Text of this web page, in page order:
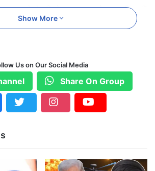
करने के लिये कहा गया है। इसलिए मैं
मिल पाऊँगा। क्षमा करें। आप सभी
Show More
Us on Our Social Media
Share On Group